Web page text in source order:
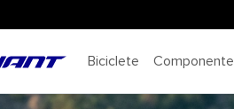
Biciclete Componente